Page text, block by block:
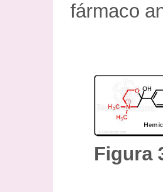
fármaco
Figura